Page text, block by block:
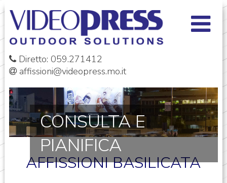
Diretto: 059.271412
affissioni@videopress.mo.it
CONSULTA E
PIANIFICA
AFFISSIONI BASILICATA